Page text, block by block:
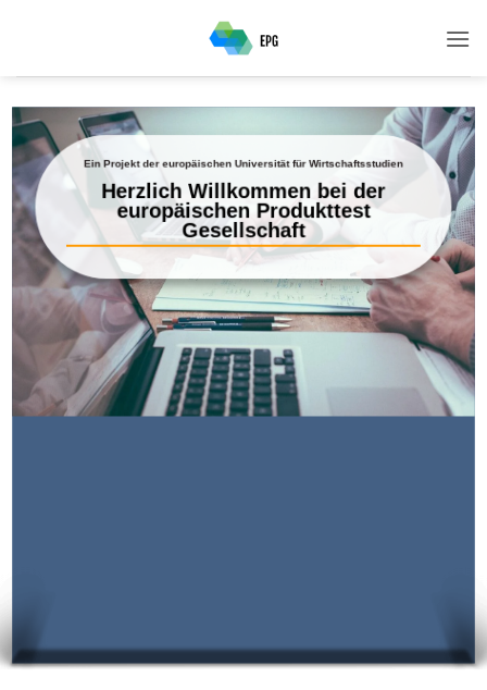
Ein Projekt der europäischen Universität für Wirtschaftsstudien
Herzlich Willkommen bei der
europäischen Produkttest
Gesellschaft